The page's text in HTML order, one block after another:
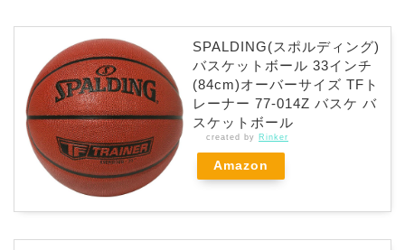
SPALDING(スポルディング)
バスケットボール 33インチ
(84cm)オーバーサイズ TFト
レーナー 77-014Z バスケ バ
スケットボール
created by Rinker
Amazon